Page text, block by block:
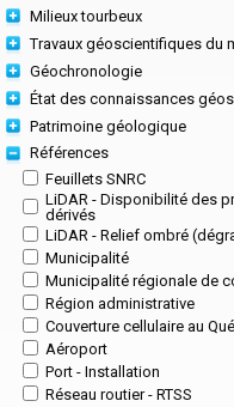
Milieux tourbeux
Travaux géoscientifiques du
Géochronologie
État des connaissances
Patrimoine géologique
Références
Feuillets SNRC
LiDAR - Disponibilité des
dérivés
LiDAR - Relief ombré
Municipalité
Municipalité régionale de
Région administrative
Couverture cellulaire au
Aéroport
Port - Installation
Réseau routier - RTSS